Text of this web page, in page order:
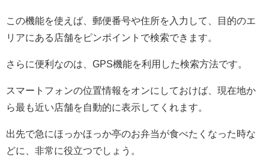
この機能を使えば、郵便番号や住所を入力して、目的のエ
リアにある店舗をピンポイントで検索できます。
さらに便利なのは、GPS機能を利用した検索方法です。
スマートフォンの位置情報をオンにしておけば、現在地か
ら最も近い店舗を自動的に表示してくれます。
出先で急にほっかほっか亭のお弁当が食べたくなった時な
どに、非常に役立つでしょう。